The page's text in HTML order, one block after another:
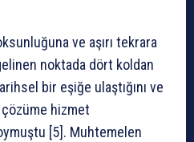
ve aşırı tekrara
noktada dört koldan
bir eşiğe ulaştığını ve
hizmet
[5]. Muhtemelen